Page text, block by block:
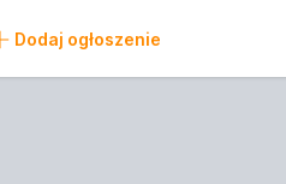
Dodaj ogłoszenie